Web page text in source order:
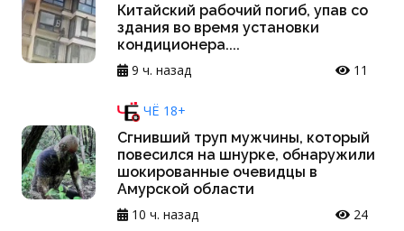
Китайский рабочий погиб, упав со
здания во время установки
кондиционера....
9 ч. назад
11
ЧЁ 18+
Сгнивший труп мужчины, который
повесился на шнурке, обнаружили
шокированные очевидцы в
Амурской области
10 ч. назад
24